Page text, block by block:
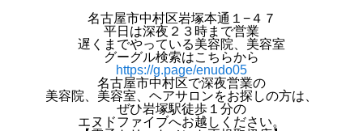
名古屋市中村区岩塚本通１−４７
平日は深夜２３時まで営業
遅くまでやっている美容院、美容室
グーグル検索はこちらから
https://g.page/enudo05
名古屋市中村区で深夜営業の
美容院、美容室、ヘアサロンをお探しの方は、
ぜひ岩塚駅徒歩１分の
エヌドファイブへお越しください。